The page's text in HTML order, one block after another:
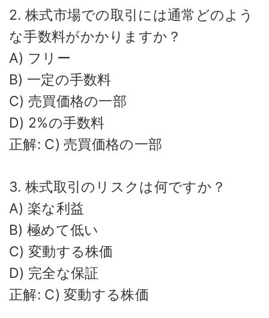
2. 株式市場での取引には通常どのよう
な手数料がかかりますか？
A) フリー
B) 一定の手数料
C) 売買価格の一部
D) 2%の手数料
正解: C) 売買価格の一部
3. 株式取引のリスクは何ですか？
A) 楽な利益
B) 極めて低い
C) 変動する株価
D) 完全な保証
正解: C) 変動する株価